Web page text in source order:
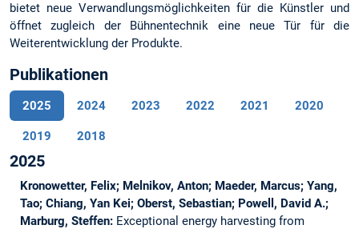
bietet neue Verwandlungsmöglichkeiten für die Künstler und
öffnet zugleich der Bühnentechnik eine neue Tür für die
Weiterentwicklung der Produkte.
Publikationen
2025 2024 2023 2022 2021 2020
2019 2018
2025
Kronowetter, Felix; Melnikov, Anton; Maeder, Marcus; Yang,
Tao; Chiang, Yan Kei; Oberst, Sebastian; Powell, David A.;
Marburg, Steffen: Exceptional energy harvesting from